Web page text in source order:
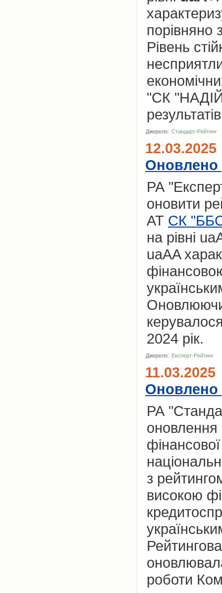
порівняно
Рівень
"СК
Джерело: Стандарт-Рейтинг
12.03.2025
Оновлено
РА
оновити
АТ СК
на рівні
uaAA
Оновлюючи
2024 рік.
Джерело: Експерт-Рейтинг
11.03.2025
РА
оновлення
фінансової
з
високою
роботи